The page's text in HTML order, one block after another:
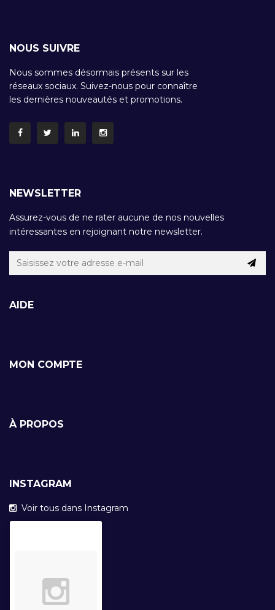
NOUS SUIVRE
Nous sommes désormais présents sur les
réseaux sociaux. Suivez-nous pour connaître
les dernières nouveautés et promotions.
NEWSLETTER
Assurez-vous de ne rater aucune de nos nouvelles
intéressantes en rejoignant notre newsletter.
AIDE
MON COMPTE
À PROPOS
INSTAGRAM
Voir tous dans Instagram